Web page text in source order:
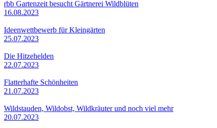
rbb Gartenzeit besucht Gärtnerei Wildblüten
16.08.2023
Ideenwettbewerb für Kleingärten
25.07.2023
Die Hitzehelden
22.07.2023
Flatterhafte Schönheiten
21.07.2023
Wildstauden, Wildobst, Wildkräuter und noch viel mehr
20.07.2023